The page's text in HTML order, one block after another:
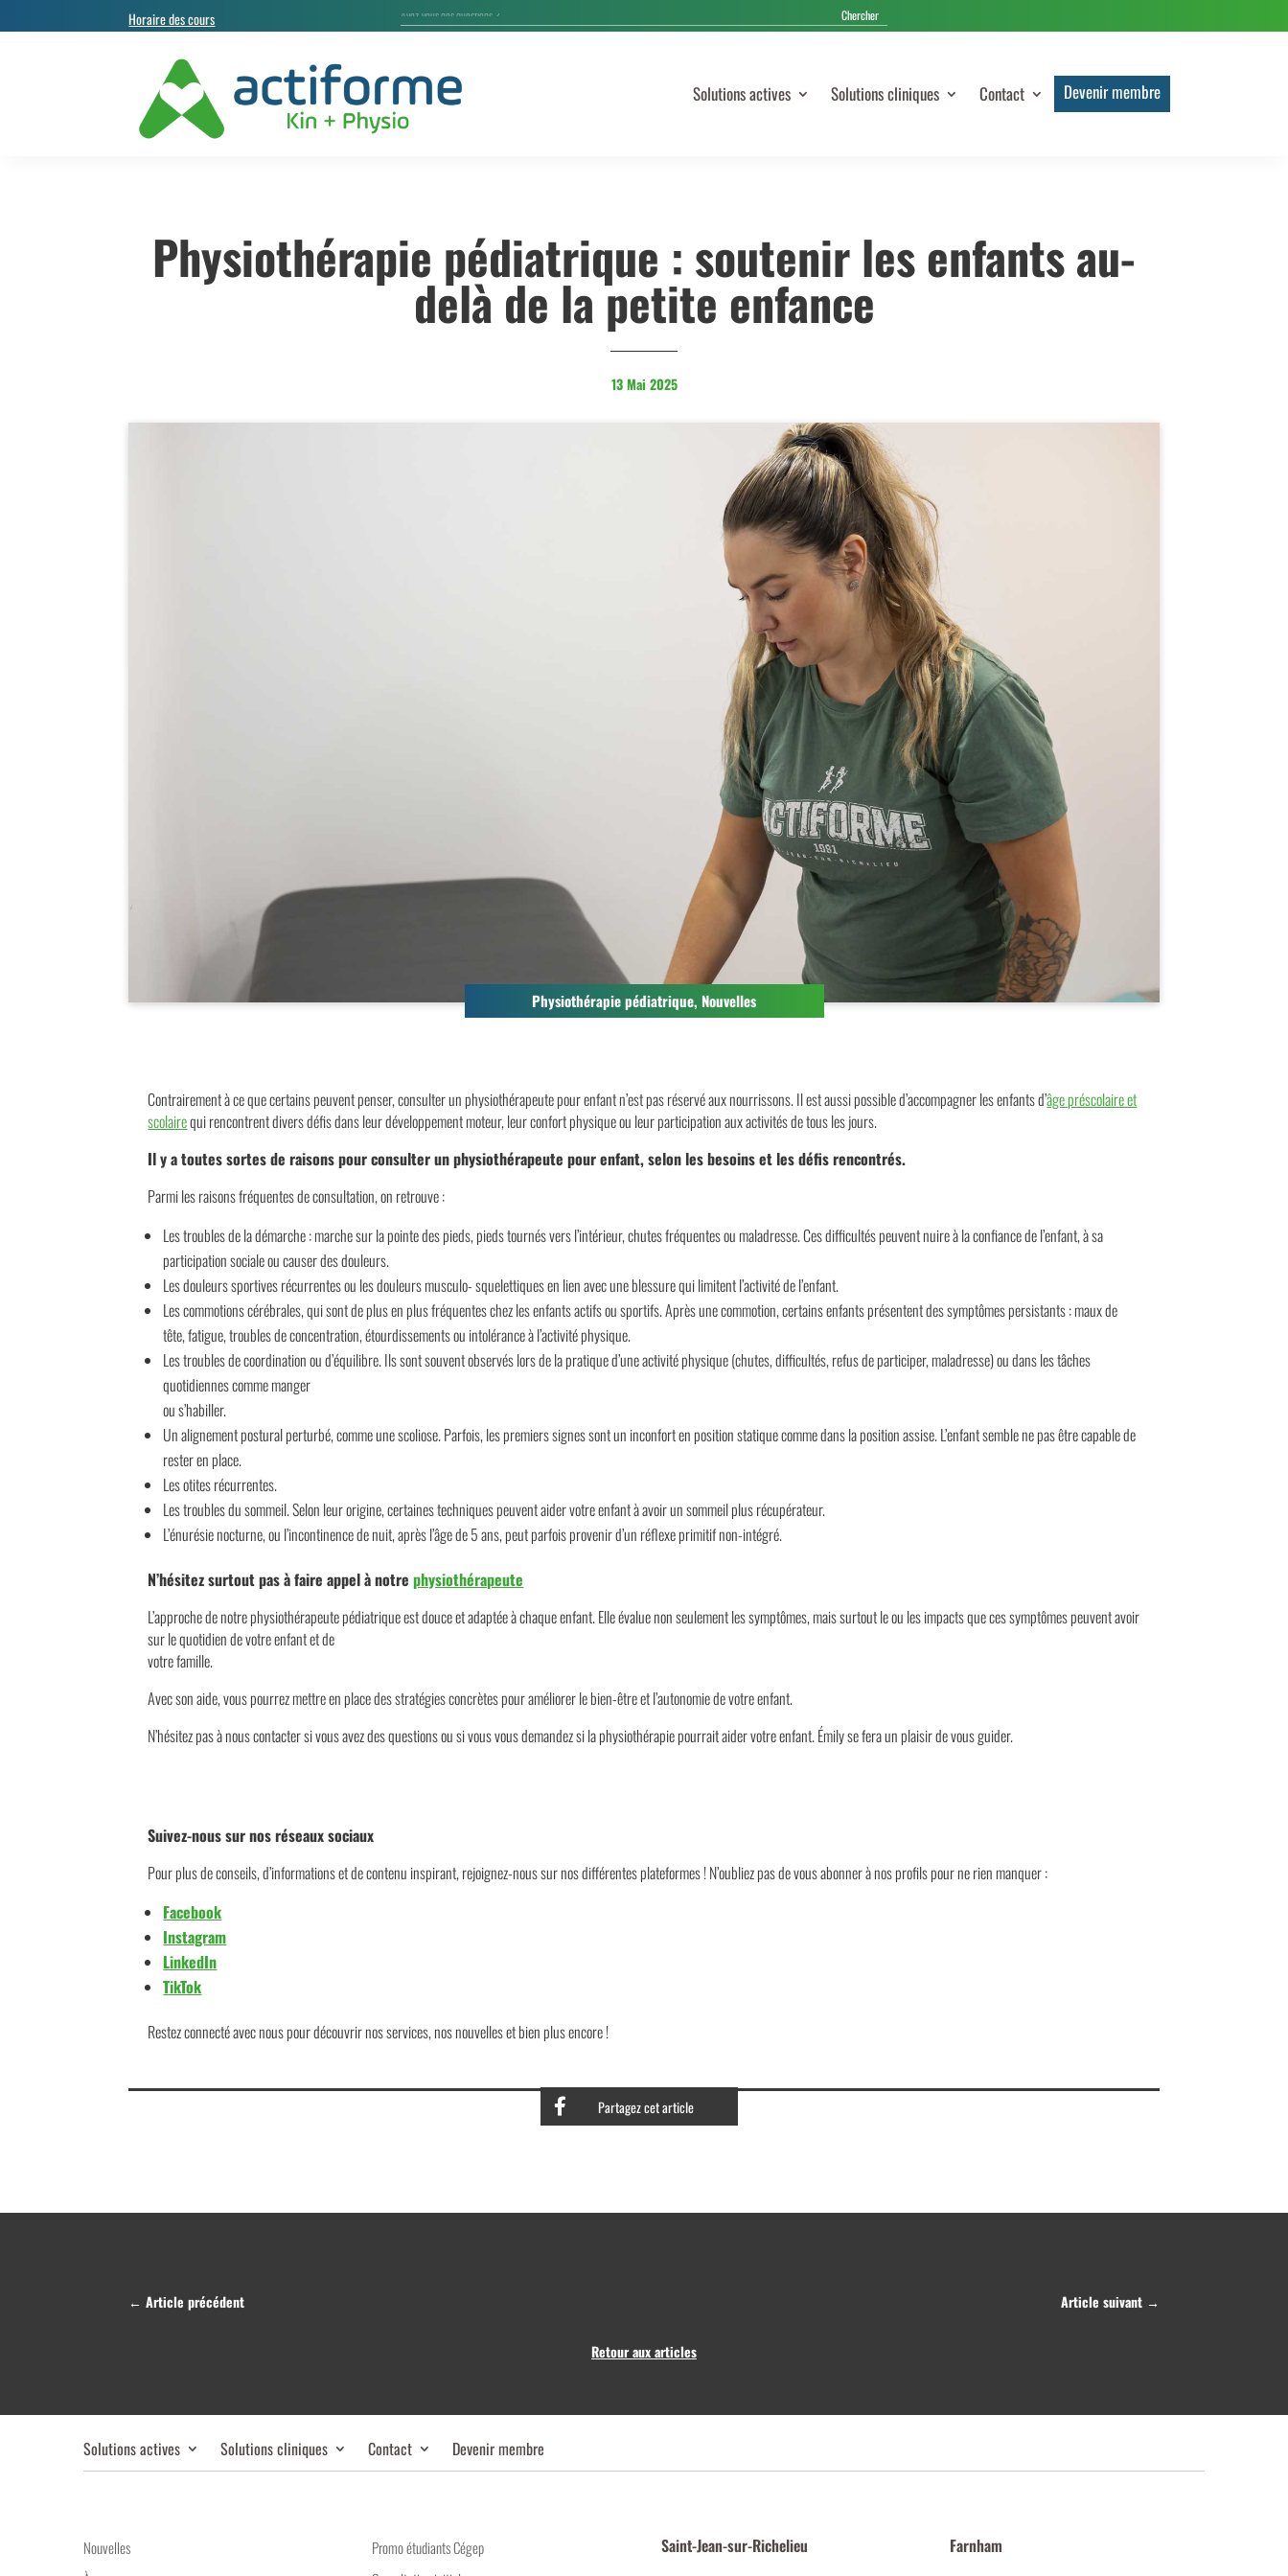
Horaire des cours
Solutions actives Solutions cliniques Contact Devenir membre
Physiothérapie pédiatrique : soutenir les enfants au-
delà de la petite enfance
13 Mai 2025
Physiothérapie pédiatrique, Nouvelles
Contrairement à ce que certains peuvent penser, consulter un physiothérapeute pour enfant n’est pas réservé aux nourrissons. Il est aussi possible d’accompagner les enfants d’âge préscolaire et
scolairequi rencontrent divers défis dans leur développement moteur, leur confort physique ou leur participation aux activités de tous les jours.
Il y a toutes sortes de raisons pour consulter un physiothérapeute pour enfant, selon les besoins et les défis rencontrés.
Parmi les raisons fréquentes de consultation, on retrouve :
Les troubles de la démarche : marche sur la pointe des pieds, pieds tournés vers l’intérieur, chutes fréquentes ou maladresse. Ces difficultés peuvent nuire à la confiance de l’enfant, à sa
participation sociale ou causer des douleurs.
Les douleurs sportives récurrentes ou les douleurs musculo- squelettiques en lien avec une blessure qui limitent l’activité de l’enfant.
Les commotions cérébrales, qui sont de plus en plus fréquentes chez les enfants actifs ou sportifs. Après une commotion, certains enfants présentent des symptômes persistants : maux de
tête, fatigue, troubles de concentration, étourdissements ou intolérance à l’activité physique.
Les troubles de coordination ou d’équilibre. Ils sont souvent observés lors de la pratique d’une activité physique (chutes, difficultés, refus de participer, maladresse) ou dans les tâches
quotidiennes comme manger
ou s’habiller.
Un alignement postural perturbé, comme une scoliose. Parfois, les premiers signes sont un inconfort en position statique comme dans la position assise. L’enfant semble ne pas être capable de
rester en place.
Les otites récurrentes.
Les troubles du sommeil. Selon leur origine, certaines techniques peuvent aider votre enfant à avoir un sommeil plus récupérateur.
L’énurésie nocturne, ou l’incontinence de nuit, après l’âge de 5 ans, peut parfois provenir d’un réflexe primitif non-intégré.
N’hésitez surtout pas à faire appel à notrephysiothérapeute
L’approche de notre physiothérapeute pédiatrique est douce et adaptée à chaque enfant. Elle évalue non seulement les symptômes, mais surtout le ou les impacts que ces symptômes peuvent avoir
sur le quotidien de votre enfant et de
votre famille.
Avec son aide, vous pourrez mettre en place des stratégies concrètes pour améliorer le bien-être et l’autonomie de votre enfant.
N’hésitez pas à nous contacter si vous avez des questions ou si vous vous demandez si la physiothérapie pourrait aider votre enfant. Émily se fera un plaisir de vous guider.
Suivez-nous sur nos réseaux sociaux
Pour plus de conseils, d’informations et de contenu inspirant, rejoignez-nous sur nos différentes plateformes ! N’oubliez pas de vous abonner à nos profils pour ne rien manquer :
Facebook
Instagram
LinkedIn
TikTok
Restez connecté avec nous pour découvrir nos services, nos nouvelles et bien plus encore !
Partagez cet article
←Article précédent Article suivant→
Retour aux articles
Solutions actives Solutions cliniques Contact Devenir membre
Nouvelles
Promo étudiants Cégep
Saint-Jean-sur-Richelieu Farnham